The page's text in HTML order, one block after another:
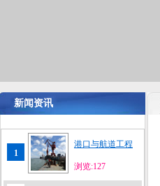
新闻资讯
1
港口与航道工程
浏览:127